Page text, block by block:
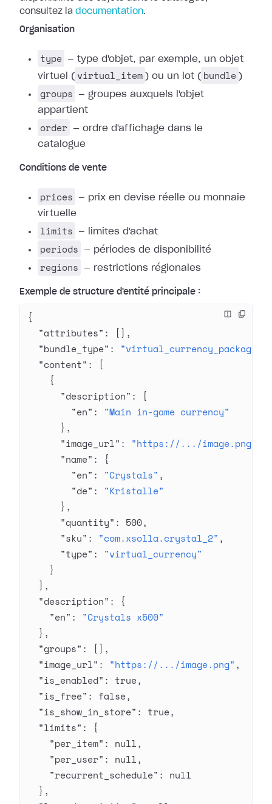
consultez la documentation.
Organisation
type
— type d'objet, par exemple, un objet
virtuel ( virtual_item ) ou un lot ( bundle )
groups
— groupes auxquels l'objet
appartient
order
— ordre d'affichage dans le
catalogue
Conditions de vente
prices
— prix en devise réelle ou monnaie
virtuelle
limits — limites d'achat
periods — périodes de disponibilité
regions — restrictions régionales
Exemple de structure d'entité principale :
{
  "attributes"
: [],
  "bundle_type"
: "virtual_currency_package"
  "content"
: [
    {
      "description"
: {
        "en"
: "Main in-game currency"
      },
      "image_url"
: "https://.../image.png"
      "name"
: {
        "en"
: "Crystals" ,
        "de"
: "Kristalle"
      },
      "quantity"
: 500,
      "sku"
: "com.xsolla.crystal_2" ,
      "type"
: "virtual_currency"
    }
  ],
  "description"
: {
    "en"
: "Crystals x500"
  },
  "groups"
: [],
  "image_url"
: "https://.../image.png" ,
  "is_enabled"
: true,
  "is_free"
: false,
  "is_show_in_store"
: true,
  "limits"
: {
    "per_item"
: null,
    "per_user"
: null,
    "recurrent_schedule"
: null
  },